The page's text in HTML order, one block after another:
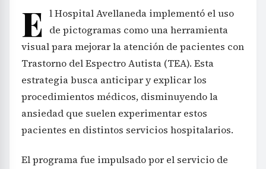
E l Hospital Avellaneda implementó el uso
de pictogramas como una herramienta
visual para mejorar la atención de pacientes con
Trastorno del Espectro Autista (TEA). Esta
estrategia busca anticipar y explicar los
procedimientos médicos, disminuyendo la
ansiedad que suelen experimentar estos
pacientes en distintos servicios hospitalarios.
El programa fue impulsado por el servicio de